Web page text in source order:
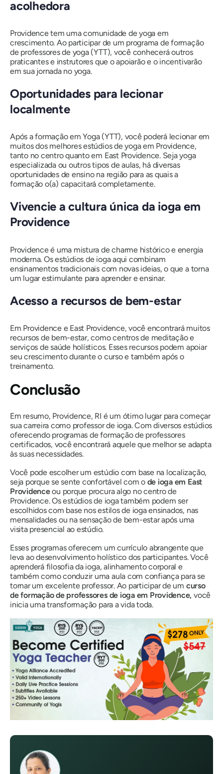
acolhedora
Providence tem uma comunidade de yoga em
crescimento. Ao participar de um programa de formação
de professores de yoga (YTT), você conhecerá outros
praticantes e instrutores que o apoiarão e o incentivarão
em sua jornada no yoga.
Oportunidades para lecionar
localmente
Após a formação em Yoga (YTT), você poderá lecionar em
muitos dos melhores estúdios de yoga em Providence,
tanto no centro quanto em East Providence. Seja yoga
especializada ou outros tipos de aulas, há diversas
oportunidades de ensino na região para as quais a
formação o(a) capacitará completamente.
Vivencie a cultura única da ioga em
Providence
Providence é uma mistura de charme histórico e energia
moderna. Os estúdios de ioga aqui combinam
ensinamentos tradicionais com novas ideias, o que a torna
um lugar estimulante para aprender e ensinar.
Acesso a recursos de bem-estar
Em Providence e East Providence, você encontrará muitos
recursos de bem-estar, como centros de meditação e
serviços de saúde holísticos. Esses recursos podem apoiar
seu crescimento durante o curso e também após o
treinamento.
Conclusão
Em resumo, Providence, RI é um ótimo lugar para começar
sua carreira como professor de ioga. Com diversos estúdios
oferecendo programas de formação de professores
certificados, você encontrará aquele que melhor se adapta
às suas necessidades.
Você pode escolher um estúdio com base na localização,
seja porque se sente confortável com o de ioga em East
Providenceou porque procura algo no centro de
Providence. Os estúdios de ioga também podem ser
escolhidos com base nos estilos de ioga ensinados, nas
mensalidades ou na sensação de bem-estar após uma
visita presencial ao estúdio.
Esses programas oferecem um currículo abrangente que
leva ao desenvolvimento holístico dos participantes. Você
aprenderá filosofia da ioga, alinhamento corporal e
também como conduzir uma aula com confiança para se
tornar um excelente professor. Ao participar de um curso
de formação de professores de ioga em Providence,você
inicia uma transformação para a vida toda.